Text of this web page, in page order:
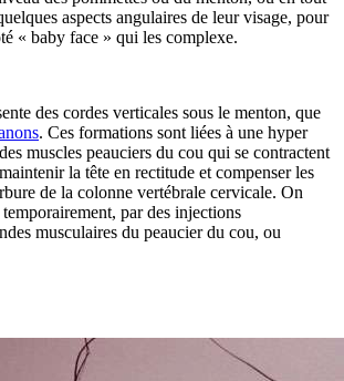
aspects angulaires de leur visage, pour
« baby face » qui les complexe.
des cordes verticales sous le menton, que
. Ces formations sont liées à une hyper
des muscles peauciers du cou qui se contractent
la tête en rectitude et compenser les
de la colonne vertébrale cervicale. On
par des injections
musculaires du peaucier du cou, ou